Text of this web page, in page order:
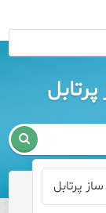

پرتابل